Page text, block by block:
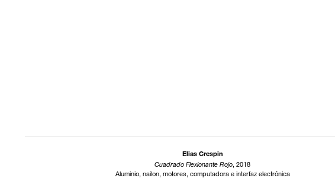
Elias Crespin
Cuadrado Flexionante Rojo, 2018
Aluminio, nailon, motores, computadora e interfaz electrónica